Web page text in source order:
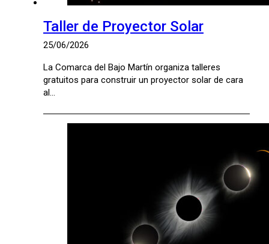
Taller de Proyector Solar
25/06/2026
La Comarca del Bajo Martín organiza talleres
gratuitos para construir un proyector solar de cara
al…